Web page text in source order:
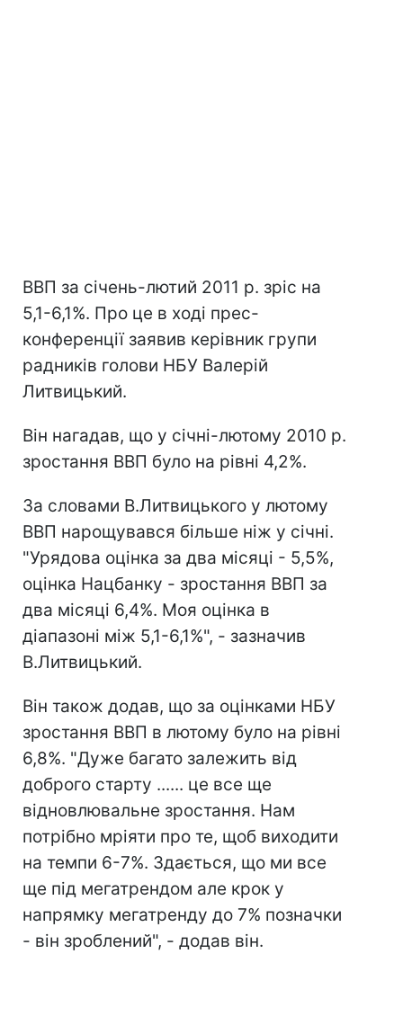
ВВП за січень-лютий 2011 р. зріс на
5,1-6,1%. Про це в ході прес-
конференції заявив керівник групи
радників голови НБУ Валерій
Литвицький.
Він нагадав, що у січні-лютому 2010 р.
зростання ВВП було на рівні 4,2%.
За словами В.Литвицького у лютому
ВВП нарощувався більше ніж у січні.
"Урядова оцінка за два місяці - 5,5%,
оцінка Нацбанку - зростання ВВП за
два місяці 6,4%. Моя оцінка в
діапазоні між 5,1-6,1%", - зазначив
В.Литвицький.
Він також додав, що за оцінками НБУ
зростання ВВП в лютому було на рівні
6,8%. "Дуже багато залежить від
доброго старту ...... це все ще
відновлювальне зростання. Нам
потрібно мріяти про те, щоб виходити
на темпи 6-7%. Здається, що ми все
ще під мегатрендом але крок у
напрямку мегатренду до 7% позначки
- він зроблений", - додав він.